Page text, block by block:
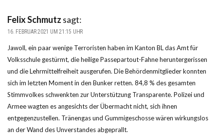
Felix Schmutz sagt:
16. FEBRUAR 2021 UM 21:15 UHR
Jawoll, ein paar wenige Terroristen haben im Kanton BL das Amt für
Volksschule gestürmt, die heilige Passepartout-Fahne heruntergerissen
und die Lehrmittelfreiheit ausgerufen. Die Behördenmitglieder konnten
sich im letzten Moment in den Bunker retten. 84,8 % des gesamten
Stimmvolkes schwenkten zur Unterstützung Transparente. Polizei und
Armee wagten es angesichts der Übermacht nicht, sich ihnen
entgegenzustellen. Tränengas und Gummigeschosse wären wirkungslos
an der Wand des Unverstandes abgeprallt.